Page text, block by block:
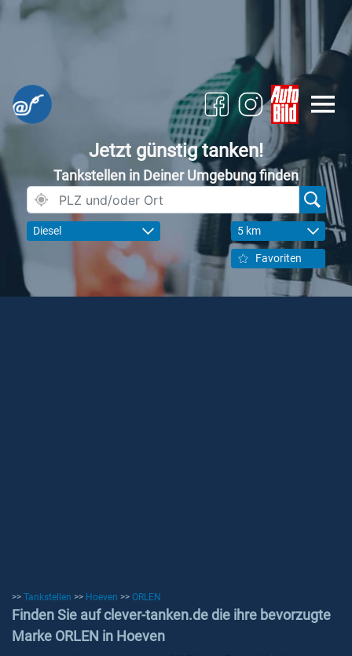
Jetzt günstig tanken!
Tankstellen in Deiner Umgebung finden
Diesel 5 km
Favoriten
>> Tankstellen >> Hoeven >> ORLEN
Finden Sie auf clever-tanken.de die ihre bevorzugte
Marke ORLEN in Hoeven